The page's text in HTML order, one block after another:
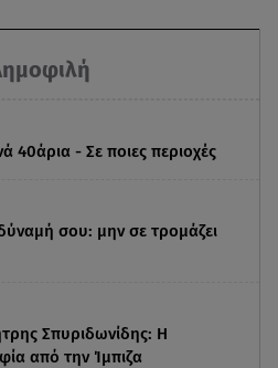
40άρια - Σε ποιες περιοχές
σου: μην σε τρομάζει
Σπυριδωνίδης: Η
από την Ίμπιζα